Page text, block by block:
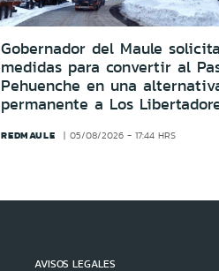
Gobernador del Maule solicita
medidas para convertir al
Pehuenche en una
permanente a Los
REDMAULE 05/08/2026 - 17:44 HRS
AVISOS LEGALES